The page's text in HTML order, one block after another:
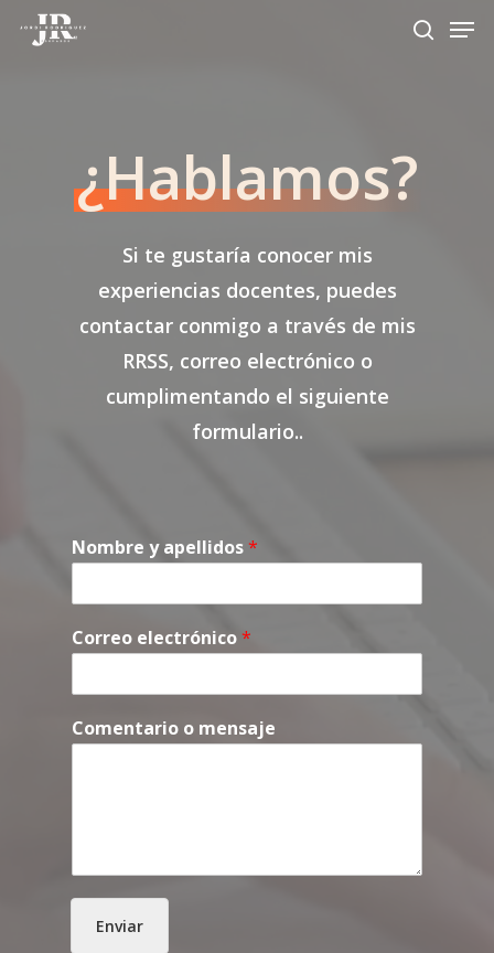
¿Hablamos?
Si te gustaría conocer mis
experiencias docentes, puedes
contactar conmigo a través de mis
RRSS, correo electrónico o
cumplimentando el siguiente
formulario..
Nombre y apellidos *
Correo electrónico*
Comentario o mensaje
Enviar